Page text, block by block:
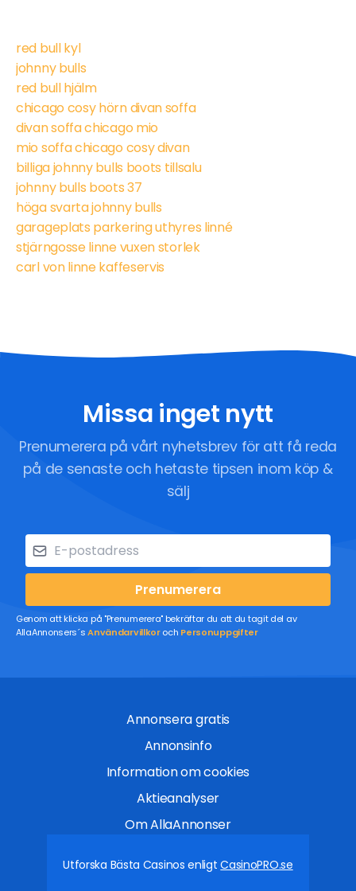
red bull kyl
johnny bulls
red bull hjälm
chicago cosy hörn divan soffa
divan soffa chicago mio
mio soffa chicago cosy divan
billiga johnny bulls boots tillsalu
johnny bulls boots 37
höga svarta johnny bulls
garageplats parkering uthyres linné
stjärngosse linne vuxen storlek
carl von linne kaffeservis
Missa inget nytt
Prenumerera på vårt nyhetsbrev för att få reda
på de senaste och hetaste tipsen inom köp &
sälj
Prenumerera
Genom att klicka på "Prenumerera" bekräftar du att du tagit del av
AllaAnnonsers´sAnvändarvillkoroch Personuppgifter
Annonsera gratis
Annonsinfo
Information om cookies
Aktieanalyser
Om AllaAnnonser
Utforska Bästa Casinos enligtCasinoPRO.se